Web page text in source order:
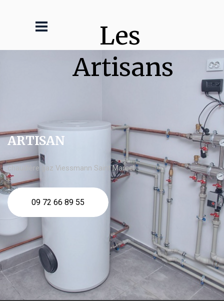
Les
Artisans
ARTISAN
chaudière gaz Viessmann Saint Marcel
09 72 66 89 55